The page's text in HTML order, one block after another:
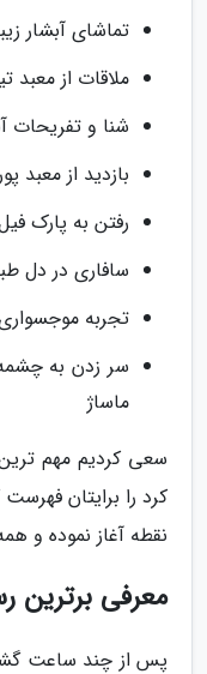
تماشای آبشار
ملاقات از معبد
شنا و تفریحات
بازدید از معبد
رفتن به پارک
سافاری در دل
تجربه
سر زدن به
ماساژ
سعی کردیم مهم
کرد را برایتان
نقطه آغاز نموده و
معرفی برترین
پس از چند ساعت گشت